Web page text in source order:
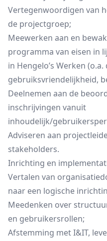
Vertegenwoordigen van
de projectgroep;
Meewerken aan en
programma van eisen in
in Hengelo’s Werken
gebruiksvriendelijkheid,
Deelnemen aan de
inschrijvingen vanuit
inhoudelijk/
Adviseren aan
stakeholders.
Inrichting en
Vertalen van
naar een logische
Meedenken over
en gebruikersrollen;
Afstemming met I&IT,